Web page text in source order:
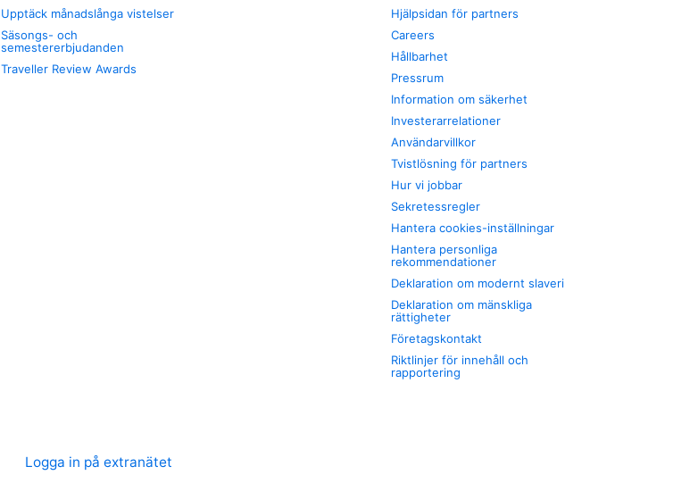
Upptäck månadslånga vistelser
Säsongs- och
semestererbjudanden
Traveller Review Awards
Hjälpsidan för partners
Careers
Hållbarhet
Pressrum
Information om säkerhet
Investerarrelationer
Användarvillkor
Tvistlösning för partners
Hur vi jobbar
Sekretessregler
Hantera cookies-inställningar
Hantera personliga
rekommendationer
Deklaration om modernt slaveri
Deklaration om mänskliga
rättigheter
Företagskontakt
Riktlinjer för innehåll och
rapportering
Logga in på extranätet